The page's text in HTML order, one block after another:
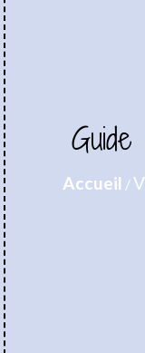
Accueil /